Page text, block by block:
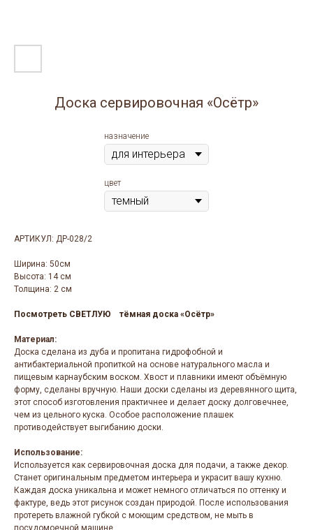
Доска сервировочная «Осётр»
назначение
цвет
АРТИКУЛ: ДР-028/2
Ширина: 50см
Высота: 14 см
Толщина: 2 см
Посмотреть СВЕТЛУЮ тёмная доска «Осётр»
Материал:
Доска сделана из дуба и пропитана гидрофобной и
антибактериальной пропиткой на основе натурального масла и
пищевым карнаубским воском. Хвост и плавники имеют объёмную
форму, сделаны вручную. Наши доски сделаны из деревянного щита,
этот способ изготовления практичнее и делает доску долговечнее,
чем из цельного куска. Особое расположение плашек
противодействует выгибанию доски.
Использование:
Используется как сервировочная доска для подачи, а также декор.
Станет оригинальным предметом интерьера и украсит вашу кухню.
Каждая доска уникальна и может немного отличаться по оттенку и
фактуре, ведь этот рисунок создан природой. После использования
протереть влажной губкой с моющим средством, не мыть в
посудомоечной машине.